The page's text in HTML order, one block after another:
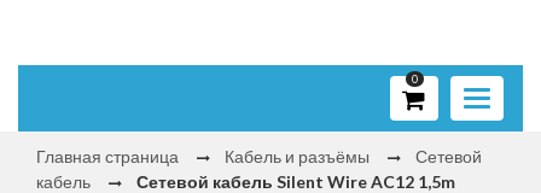
Toggle
0
Главная страница Кабель и разъёмы
Сетевой
кабель
Сетевой кабель Silent Wire AC12 1,5m